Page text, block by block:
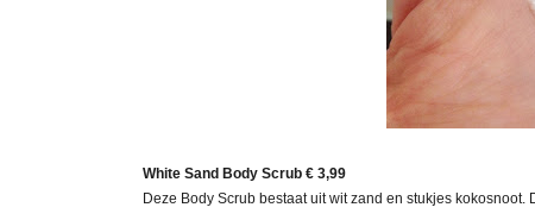
White Sand Body Scrub € 3,99
Deze Body Scrub bestaat uit wit zand en stukjes